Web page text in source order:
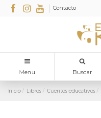
Contacto
Menu Buscar
Inicio Libros Cuentos educativos